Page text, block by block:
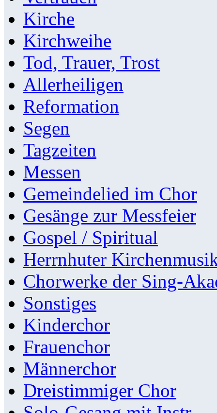
Kirche
Kirchweihe
Tod, Trauer, Trost
Allerheiligen
Reformation
Segen
Tagzeiten
Messen
Gemeindelied im Chor
Gesänge zur Messfeier
Gospel / Spiritual
Herrnhuter
Chorwerke der Sing-
Sonstiges
Kinderchor
Frauenchor
Männerchor
Dreistimmiger Chor